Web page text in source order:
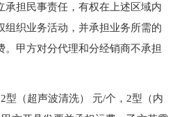
承担民事责任，有权在上述区域内
组织业务活动，并承担业务所需的
。甲方对分代理和分经销商不承担
（超声波清洗） 元/个，2型（内